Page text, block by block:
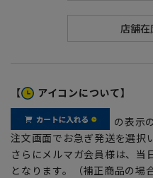
【 アイコンについて】
の表示
注文画面でお急ぎ発送を選択
さらにメルマガ会員様は、
となります。（補正商品の場